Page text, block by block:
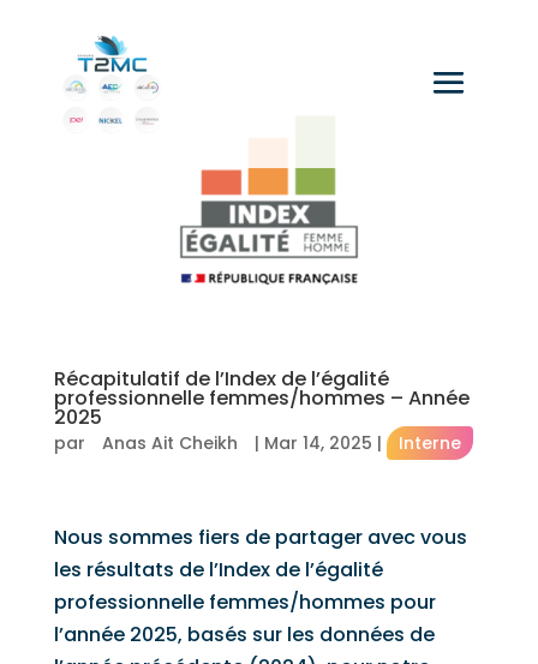
Récapitulatif de l’Index de l’égalité
professionnelle femmes/hommes – Année
2025
par Anas Ait Cheikh | Mar 14, 2025 | Interne
Nous sommes fiers de partager avec vous
les résultats de l’Index de l’égalité
professionnelle femmes/hommes pour
l’année 2025, basés sur les données de